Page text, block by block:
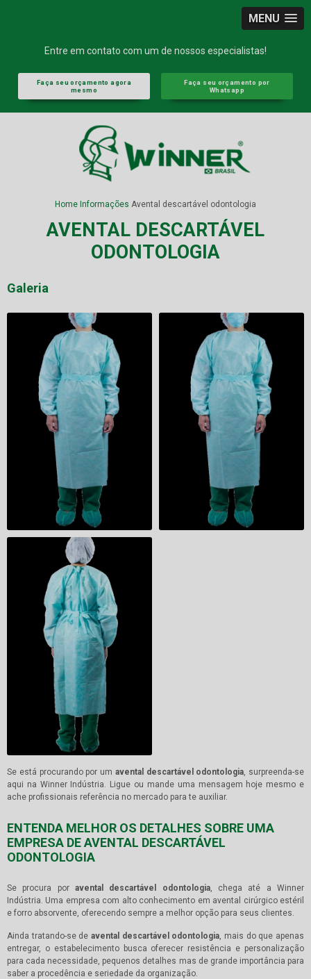
MENU
Entre em contato com um de nossos especialistas!
Faça seu orçamento agora
mesmo
Faça seu orçamento por
Whatsapp
Home Informações Avental descartável odontologia
AVENTAL DESCARTÁVEL
ODONTOLOGIA
Galeria
Se está procurando por um avental descartável odontologia , surpreenda-se
aqui na Winner Indústria. Ligue ou mande uma mensagem hoje mesmo e
ache profissionais referência no mercado para te auxiliar.
ENTENDA MELHOR OS DETALHES SOBRE UMA
EMPRESA DE AVENTAL DESCARTÁVEL
ODONTOLOGIA
Se procura por avental descartável odontologia, chega até a Winner
Indústria. Uma empresa com alto conhecimento em avental cirúrgico estéril
e forro absorvente, oferecendo sempre a melhor opção para seus clientes.
Ainda tratando-se de avental descartável odontologia , mais do que apenas
entregar, o estabelecimento busca oferecer resistência e personalização
para cada necessidade, pequenos detalhes mas de grande importância para
saber a procedência e seriedade da organização.